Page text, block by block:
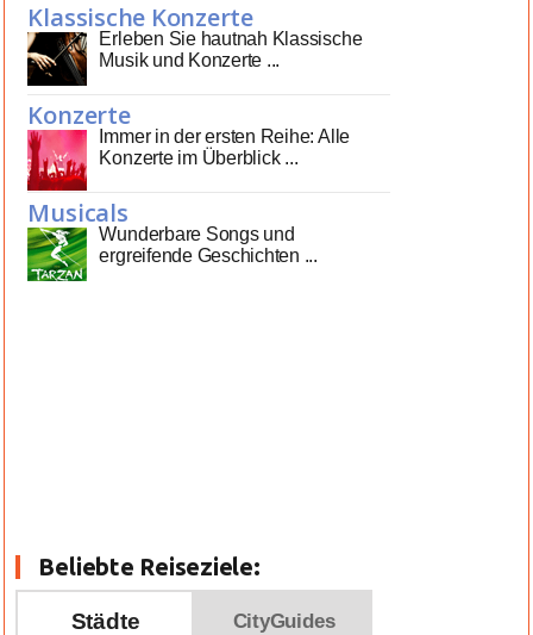
Klassische Konzerte
Erleben Sie hautnah Klassische
Musik und Konzerte ...
Konzerte
Immer in der ersten Reihe: Alle
Konzerte im Überblick ...
Musicals
Wunderbare Songs und
ergreifende Geschichten ...
Beliebte Reiseziele:
Städte CityGuides